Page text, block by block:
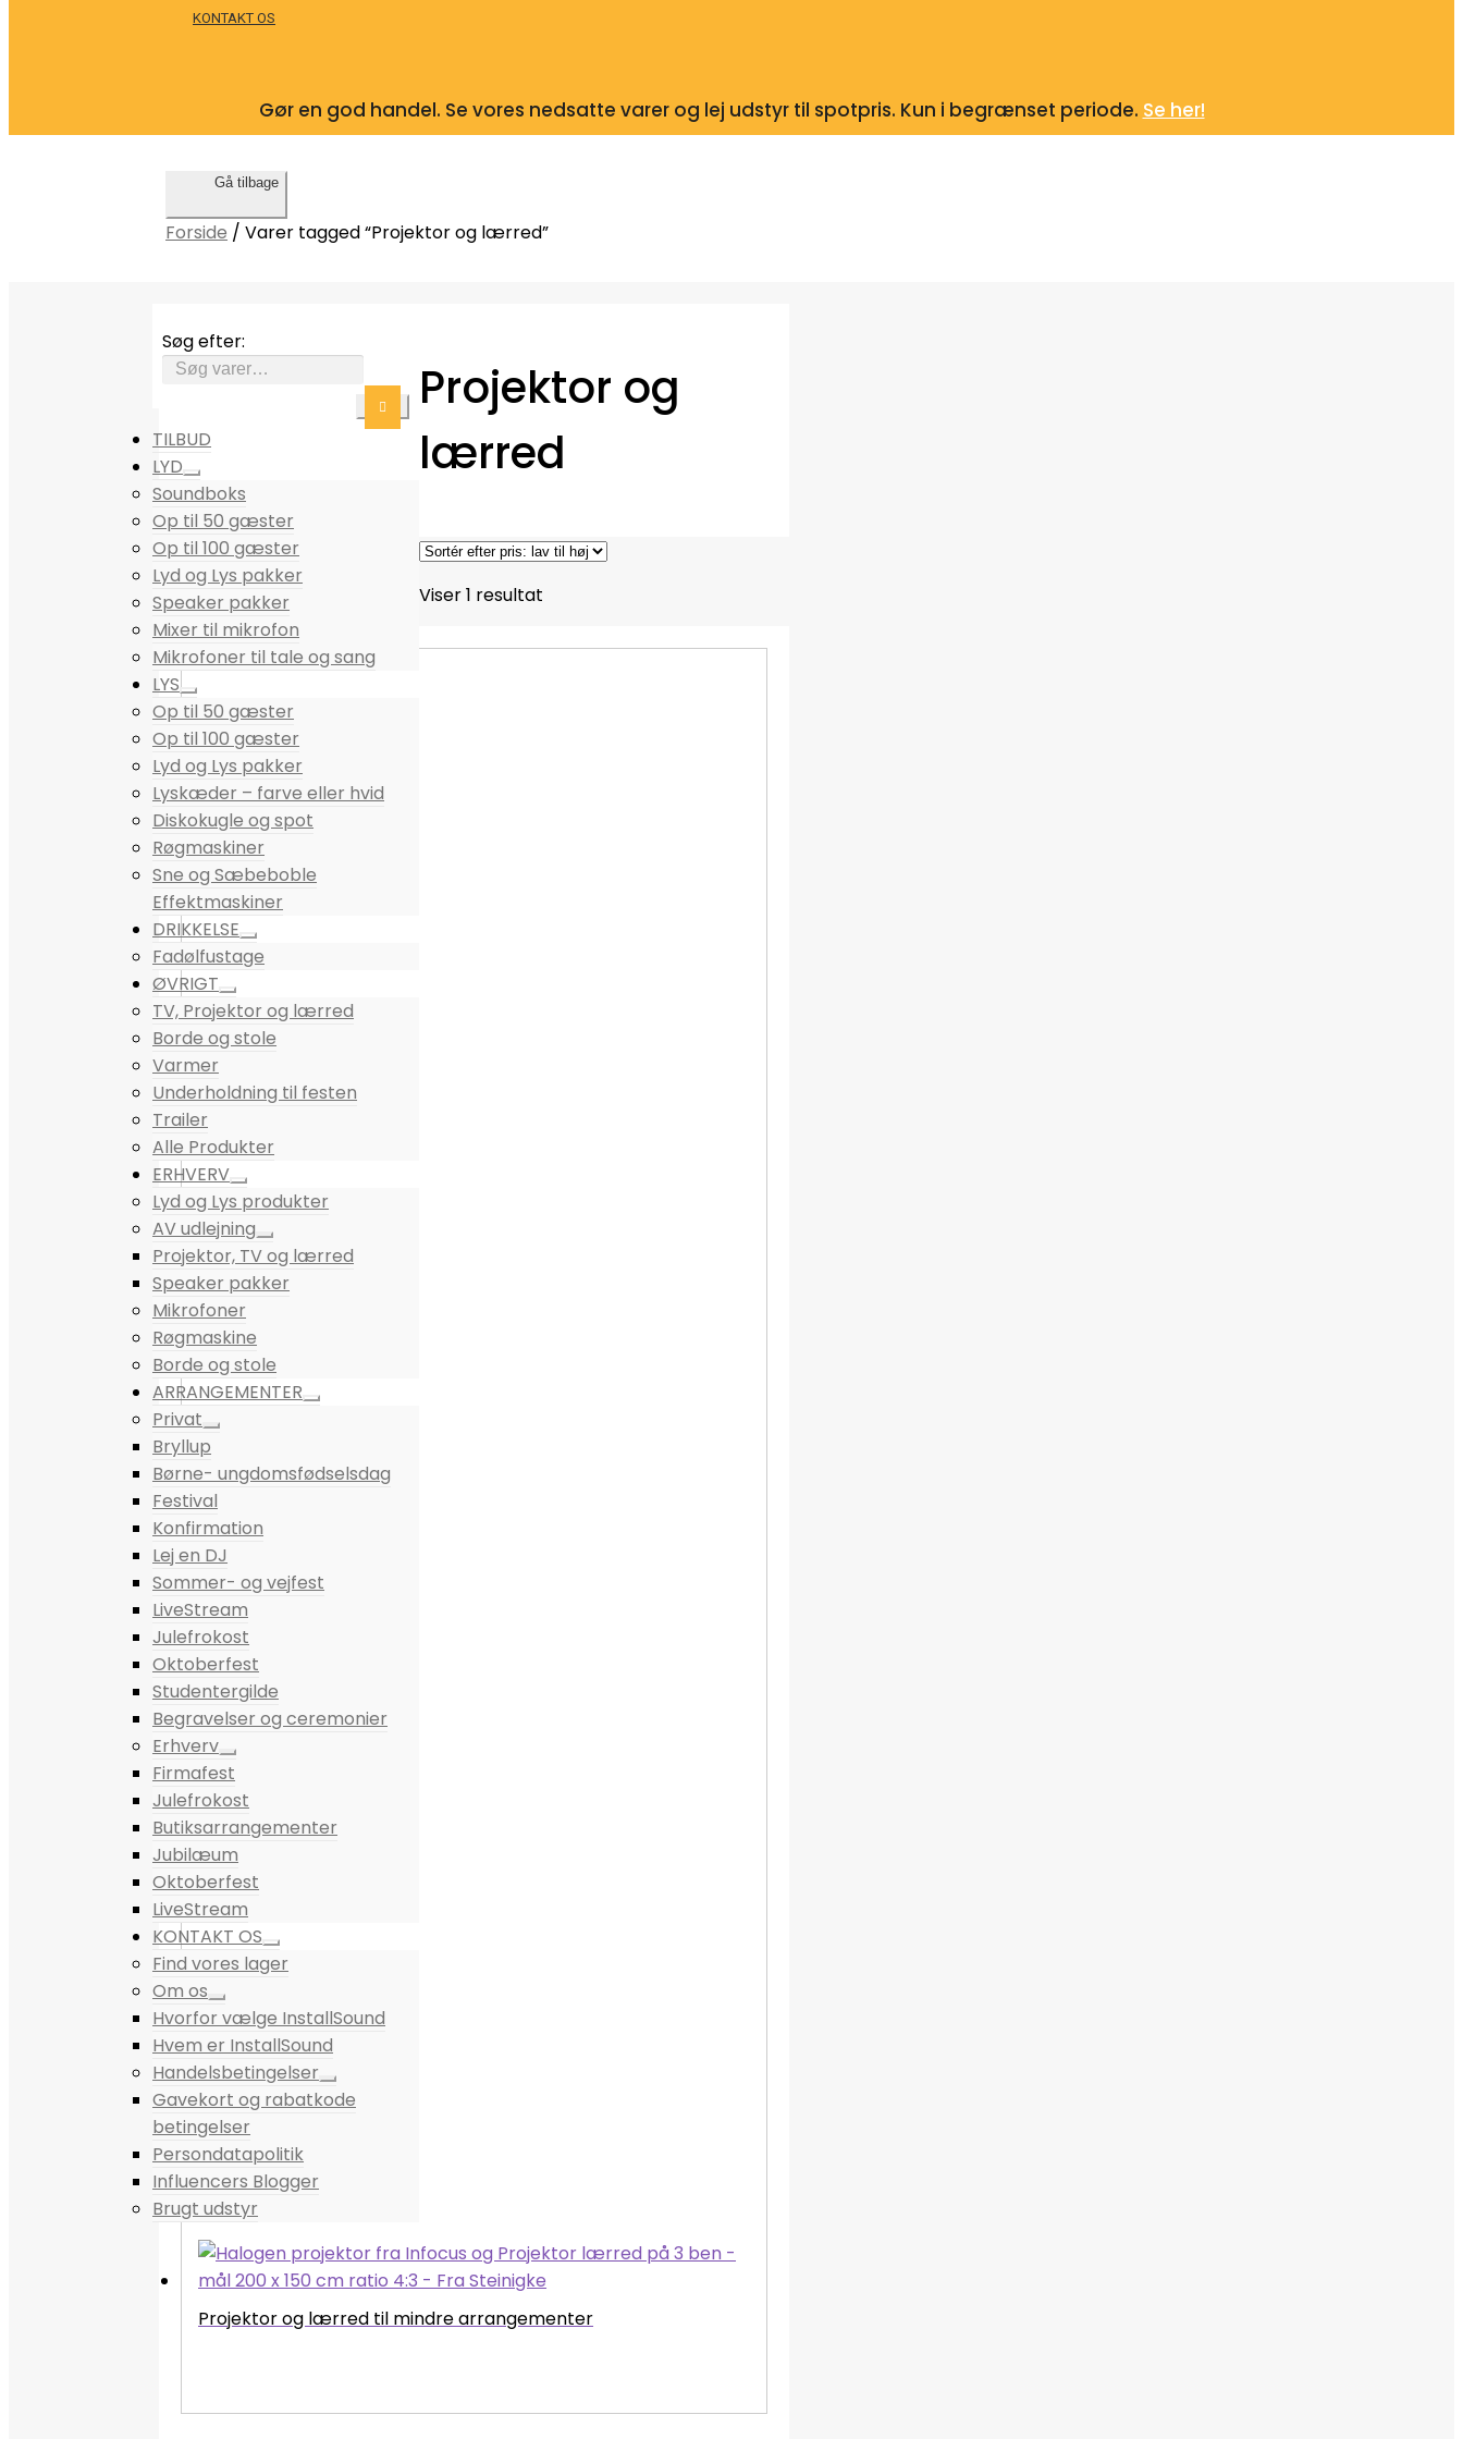
KONTAKT OS
Gør en god handel. Se vores nedsatte varer og lej udstyr til spotpris. Kun i begrænset periode. Se her!
Gå tilbage
Forside /Varer tagged “Projektor og lærred”
Søg efter:
TILBUD
LYD
Soundboks
Op til 50 gæster
Op til 100 gæster
Lyd og Lys pakker
Speaker pakker
Mixer til mikrofon
Mikrofoner til tale og sang
LYS
Op til 50 gæster
Op til 100 gæster
Lyd og Lys pakker
Lyskæder – farve eller hvid
Diskokugle og spot
Røgmaskiner
Sne og Sæbeboble
Effektmaskiner
DRIKKELSE
Fadølfustage
ØVRIGT
TV, Projektor og lærred
Borde og stole
Varmer
Underholdning til festen
Trailer
Alle Produkter
ERHVERV
Lyd og Lys produkter
AV udlejning
Projektor, TV og lærred
Speaker pakker
Mikrofoner
Røgmaskine
Borde og stole
ARRANGEMENTER
Privat
Bryllup
Børne- ungdomsfødselsdag
Festival
Konfirmation
Lej en DJ
Sommer- og vejfest
LiveStream
Julefrokost
Oktoberfest
Studentergilde
Begravelser og ceremonier
Erhverv
Firmafest
Julefrokost
Butiksarrangementer
Jubilæum
Oktoberfest
LiveStream
KONTAKT OS
Find vores lager
Om os
Hvorfor vælge InstallSound
Hvem er InstallSound
Handelsbetingelser
Gavekort og rabatkode
betingelser
Persondatapolitik
Influencers Blogger
Brugt udstyr
Projektor og
lærred
Viser 1 resultat
Projektor og lærred til mindre arrangementer